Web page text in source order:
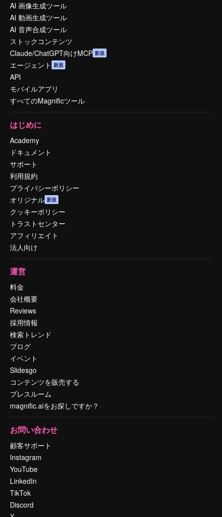
AI 画像生成ツール
AI 動画生成ツール
AI 音声合成ツール
ストックコンテンツ
Claude/ChatGPT向けMCP 新規
エージェント 新規
API
モバイルアプリ
すべてのMagnificツール
はじめに
Academy
ドキュメント
サポート
利用規約
プライバシーポリシー
オリジナル 新規
クッキーポリシー
トラストセンター
アフィリエイト
法人向け
運営
料金
会社概要
Reviews
採用情報
検索トレンド
ブログ
イベント
Slidesgo
コンテンツを販売する
プレスルーム
magnific.aiをお探しですか？
お問い合わせ
顧客サポート
Instagram
YouTube
LinkedIn
TikTok
Discord